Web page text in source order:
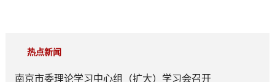
热点新闻
南京市委理论学习中心组（扩大）学习会召开